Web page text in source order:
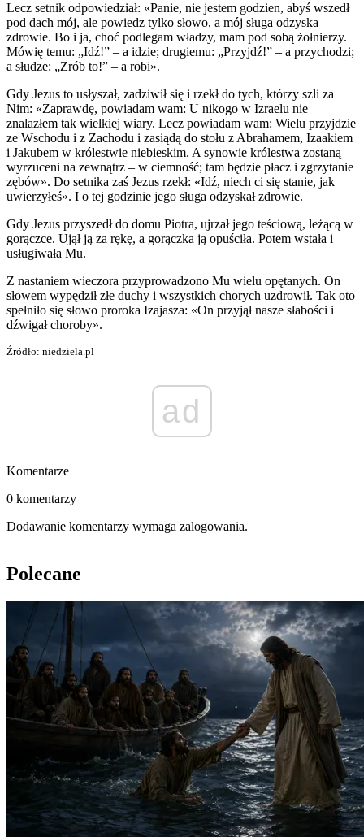
Lecz setnik odpowiedział: «Panie, nie jestem godzien, abyś wszedł
pod dach mój, ale powiedz tylko słowo, a mój sługa odzyska
zdrowie. Bo i ja, choć podlegam władzy, mam pod sobą żołnierzy.
Mówię temu: „Idź!” – a idzie; drugiemu: „Przyjdź!” – a przychodzi;
a słudze: „Zrób to!” – a robi».
Gdy Jezus to usłyszał, zadziwił się i rzekł do tych, którzy szli za
Nim: «Zaprawdę, powiadam wam: U nikogo w Izraelu nie
znalazłem tak wielkiej wiary. Lecz powiadam wam: Wielu przyjdzie
ze Wschodu i z Zachodu i zasiądą do stołu z Abrahamem, Izaakiem
i Jakubem w królestwie niebieskim. A synowie królestwa zostaną
wyrzuceni na zewnątrz – w ciemność; tam będzie płacz i zgrzytanie
zębów». Do setnika zaś Jezus rzekł: «Idź, niech ci się stanie, jak
uwierzyłeś». I o tej godzinie jego sługa odzyskał zdrowie.
Gdy Jezus przyszedł do domu Piotra, ujrzał jego teściową, leżącą w
gorączce. Ujął ją za rękę, a gorączka ją opuściła. Potem wstała i
usługiwała Mu.
Z nastaniem wieczora przyprowadzono Mu wielu opętanych. On
słowem wypędził złe duchy i wszystkich chorych uzdrowił. Tak oto
spełniło się słowo proroka Izajasza: «On przyjął nasze słabości i
dźwigał choroby».
Źródło: niedziela.pl
ad
Komentarze
0 komentarzy
Dodawanie komentarzy wymaga zalogowania.
Polecane